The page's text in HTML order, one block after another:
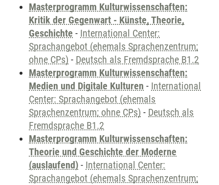
Masterprogramm Kulturwissenschaften:
Kritik der Gegenwart - Künste, Theorie,
Geschichte - International Center:
Sprachangebot (ehemals Sprachenzentrum;
ohne CPs) - Deutsch als Fremdsprache B1.2
Masterprogramm Kulturwissenschaften:
Medien und Digitale Kulturen - International
Center: Sprachangebot (ehemals
Sprachenzentrum; ohne CPs) - Deutsch als
Fremdsprache B1.2
Masterprogramm Kulturwissenschaften:
Theorie und Geschichte der Moderne
(auslaufend) - International Center:
Sprachangebot (ehemals Sprachenzentrum;